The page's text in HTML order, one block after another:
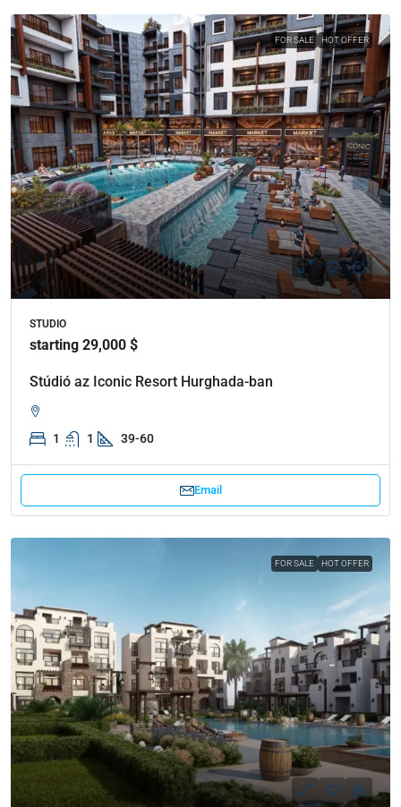
FOR SALE HOT OFFER
STUDIO
starting 29,000 $
Stúdió az Iconic Resort Hurghada-ban
1 1 39-60
Email
FOR SALE HOT OFFER